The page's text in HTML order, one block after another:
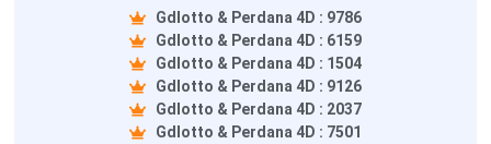
Gdlotto & Perdana 4D : 9786
Gdlotto & Perdana 4D : 6159
Gdlotto & Perdana 4D : 1504
Gdlotto & Perdana 4D : 9126
Gdlotto & Perdana 4D : 2037
Gdlotto & Perdana 4D : 7501